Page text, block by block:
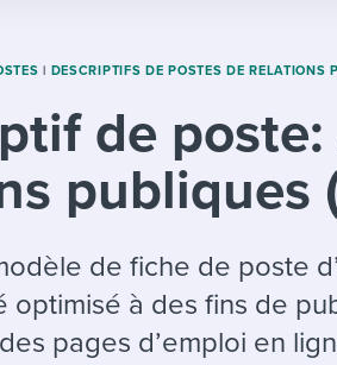
candidates
hiring pipelines
A
templates
checklists
& reports
resources
| DESCRIPTIFS DE POSTES DE RELATIONS
de
publiques
de fiche de poste
optimisé à des fins de
pages d’emploi en